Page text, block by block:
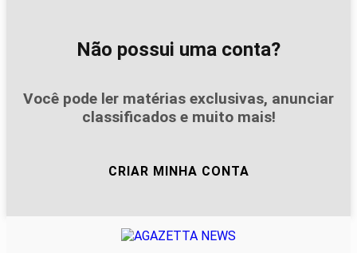
Não possui uma conta?
Você pode ler matérias exclusivas, anunciar
classificados e muito mais!
CRIAR MINHA CONTA